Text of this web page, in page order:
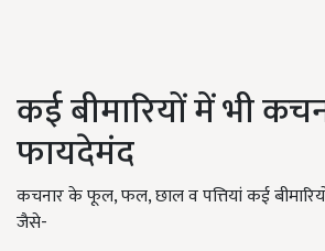
कई बीमारियों में भी
फायदेमंद
कचनार के फूल, फल, छाल व पत्तियां कई
जैसे-